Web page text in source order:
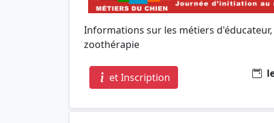
Informations sur les métiers
zoothérapie
et Inscription